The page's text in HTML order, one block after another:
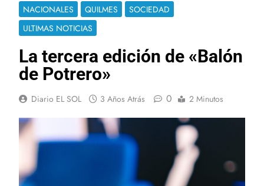
NACIONALES QUILMES
SOCIEDAD
ULTIMAS NOTICIAS
La tercera edición de «Balón
de Potrero»
Diario EL SOL 3 Años Atrás 0 2 Minutos